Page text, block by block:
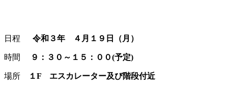
日程 令和３年 ４月１９日（月）
時間 ９：３０～１５：００(予定)
場所 １F エスカレーター及び階段付近